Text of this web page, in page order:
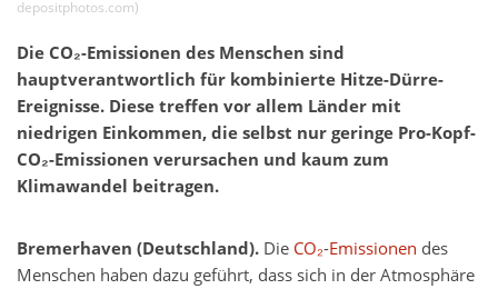
depositphotos.com)
Die CO₂-Emissionen des Menschen sind
hauptverantwortlich für kombinierte Hitze-Dürre-
Ereignisse. Diese treffen vor allem Länder mit
niedrigen Einkommen, die selbst nur geringe Pro-Kopf-
CO₂-Emissionen verursachen und kaum zum
Klimawandel beitragen.
Bremerhaven (Deutschland). Die CO₂-Emissionen des
Menschen haben dazu geführt, dass sich in der Atmosphäre